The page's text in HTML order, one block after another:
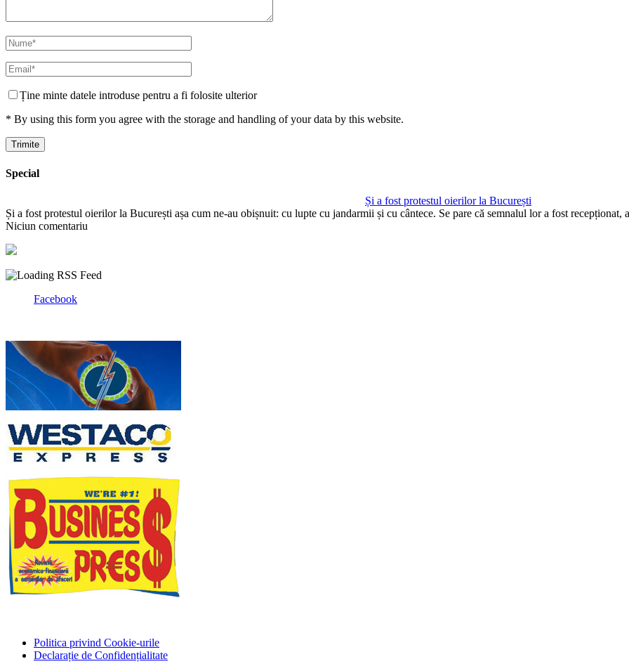
Ține minte datele introduse pentru a fi folosite ulterior
* By using this form you agree with the storage and handling of your data by this website.
Special
Și a fost protestul oierilor la București
Și a fost protestul oierilor la București așa cum ne-au obișnuit: cu lupte cu jandarmii și cu cântece. Se pare că semnalul lor a fost recepționat,
Niciun comentariu
Facebook
Politica privind Cookie-urile
Declarație de Confidențialitate